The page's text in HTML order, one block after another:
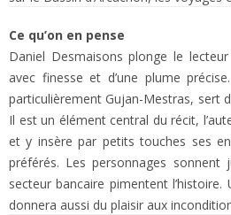
Ce qu’on en pense
Daniel Desmaisons plonge le
avec finesse et d’une plume
particulièrement Gujan-Mestras, sert
Il est un élément central du récit,
et y insère par petits touches ses
préférés. Les personnages
secteur bancaire pimentent
donnera aussi du plaisir aux